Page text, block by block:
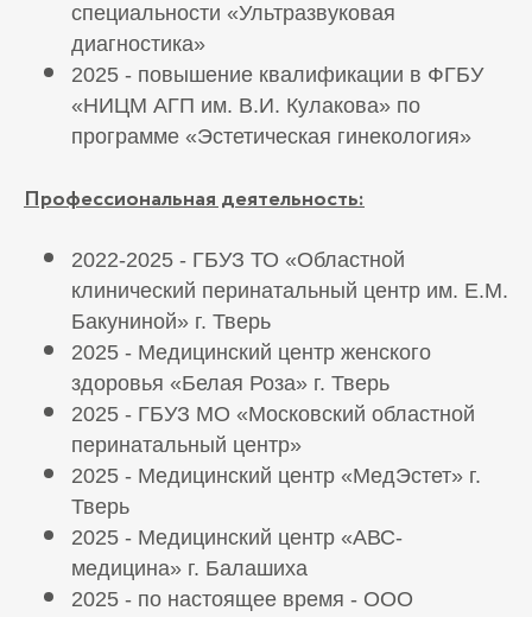
специальности «Ультразвуковая
диагностика»
2025 - повышение квалификации в ФГБУ
«НИЦМ АГП им. В.И. Кулакова» по
программе «Эстетическая гинекология»
Профессиональная деятельность:
2022-2025 - ГБУЗ ТО «Областной
клинический перинатальный центр им. Е.М.
Бакуниной» г. Тверь
2025 - Медицинский центр женского
здоровья «Белая Роза» г. Тверь
2025 - ГБУЗ МО «Московский областной
перинатальный центр»
2025 - Медицинский центр «МедЭстет» г.
Тверь
2025 - Медицинский центр «АВС-
медицина» г. Балашиха
2025 - по настоящее время - ООО